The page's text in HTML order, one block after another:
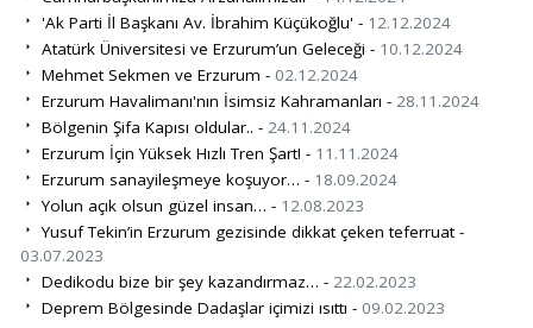
'Ak Parti İl Başkanı Av. İbrahim Küçükoğlu' - 12.12.2024
Atatürk Üniversitesi ve Erzurum’un Geleceği - 10.12.2024
Mehmet Sekmen ve Erzurum - 02.12.2024
Erzurum Havalimanı'nın İsimsiz Kahramanları - 28.11.2024
Bölgenin Şifa Kapısı oldular.. - 24.11.2024
Erzurum İçin Yüksek Hızlı Tren Şart! - 11.11.2024
Erzurum sanayileşmeye koşuyor… - 18.09.2024
Yolun açık olsun güzel insan… - 12.08.2023
Yusuf Tekin’in Erzurum gezisinde dikkat çeken teferruat -
03.07.2023
Dedikodu bize bir şey kazandırmaz… - 22.02.2023
Deprem Bölgesinde Dadaşlar içimizi ısıttı - 09.02.2023